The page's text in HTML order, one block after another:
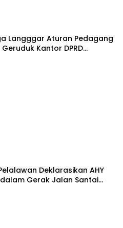
Langggar Aturan Pedagang
Kantor DPRD
Deklarasikan AHY
Gerak Jalan Santai